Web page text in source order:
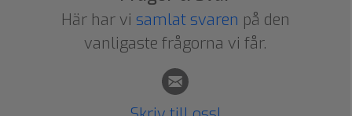
Här har vi samlat svaren på den
vanligaste frågorna vi får.